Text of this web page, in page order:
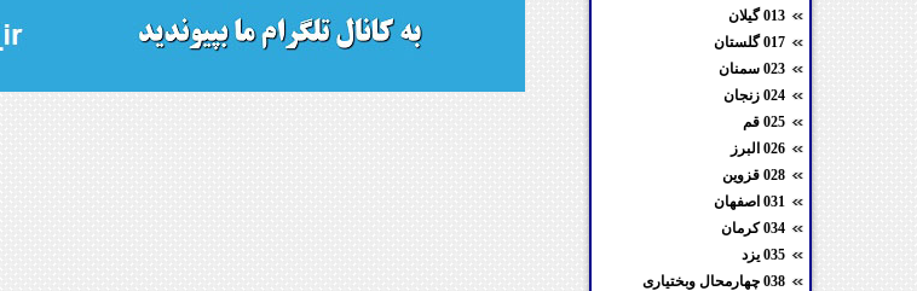
013 گیلان
017 گلستان
023 سمنان
024 زنجان
025 قم
026 البرز
028 قزوین
031 اصفهان
034 کرمان
035 یزد
038 چهارمحال وبختیاری